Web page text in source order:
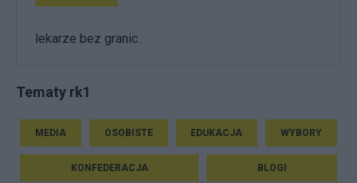
lekarze bez granic..
Tematy rk1
MEDIA OSOBISTE EDUKACJA WYBORY
KONFEDERACJA BLOGI